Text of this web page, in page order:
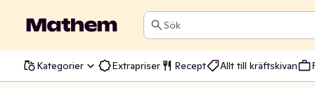
Sök
Kategorier Extrapriser Recept Allt till kräftskivan